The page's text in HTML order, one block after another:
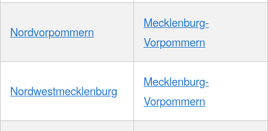
Nordvorpommern
Mecklenburg-
Vorpommern
Nordwestmecklenburg
Mecklenburg-
Vorpommern